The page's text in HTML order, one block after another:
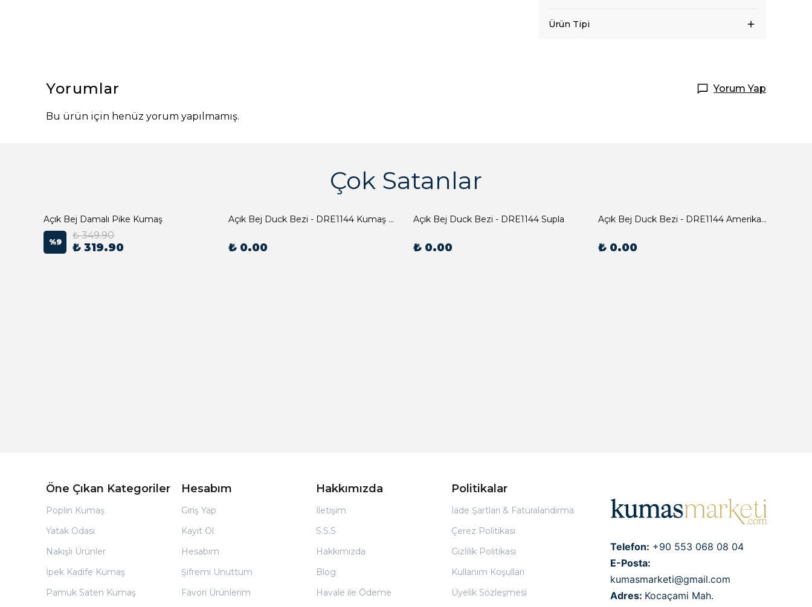
Ürün Tipi
Yorumlar Yorum Yap
Bu ürün için henüz yorum yapılmamış.
Çok Satanlar
Açık Bej Damalı Pike Kumaş
%9
₺ 349.90
₺ 319.90
Açık Bej Duck Bezi - DRE1144 Kumaş Peçete
₺ 0.00
Açık Bej Duck Bezi - DRE1144 Supla
₺ 0.00
Açık Bej Duck Bezi - DRE1144 Amerikan Servis
₺ 0.00
Öne Çıkan Kategoriler
Poplin Kumaş
Yatak Odası
Nakışlı Ürünler
İpek Kadife Kumaş
Pamuk Saten Kumaş
Hesabım
Giriş Yap
Kayıt Ol
Hesabım
Şifremi Unuttum
Favori Ürünlerim
Hakkımızda
İletişim
S.S.S
Hakkımızda
Blog
Havale ile Ödeme
Politikalar
İade Şartları & Faturalandırma
Çerez Politikası
Gizlilik Politikası
Kullanım Koşulları
Üyelik Sözleşmesi
Telefon: +90 553 068 08 04
E-Posta:
kumasmarketi@gmail.com
Adres: Kocaçami Mah.